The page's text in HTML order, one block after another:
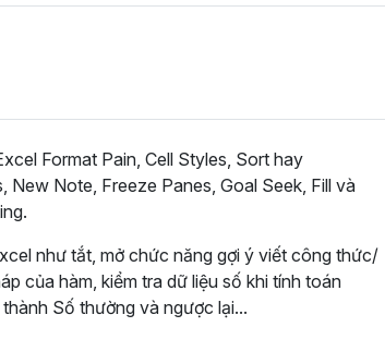
Format Pain, Cell Styles, Sort hay
New Note, Freeze Panes, Goal Seek, Fill và
như tắt, mở chức năng gợi ý viết công thức/
của hàm, kiểm tra dữ liệu số khi tính toán
Số thường và ngược lại...